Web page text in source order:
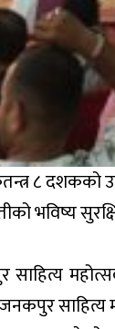
८
भविष्य
साहित्य